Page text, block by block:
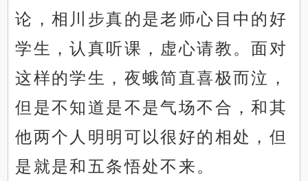
论，相川步真的是老师心目中的好
学生，认真听课，虚心请教。面对
这样的学生，夜蛾简直喜极而泣，
但是不知道是不是气场不合，和其
他两个人明明可以很好的相处，但
是就是和五条悟处不来。